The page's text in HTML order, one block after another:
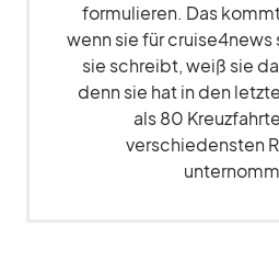
formulieren. Das
wenn sie für
sie schreibt, weiß sie
denn sie hat in den
als 80
verschiedensten